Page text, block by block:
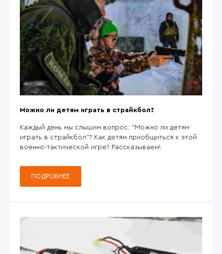
Можно ли детям играть в страйкбол?
Каждый день мы слышим вопрос: "Можно ли детям
играть в страйкбол"? Как детям приобщиться к этой
военно-тактической игре? Рассказываем!
ПОДРОБНЕЕ